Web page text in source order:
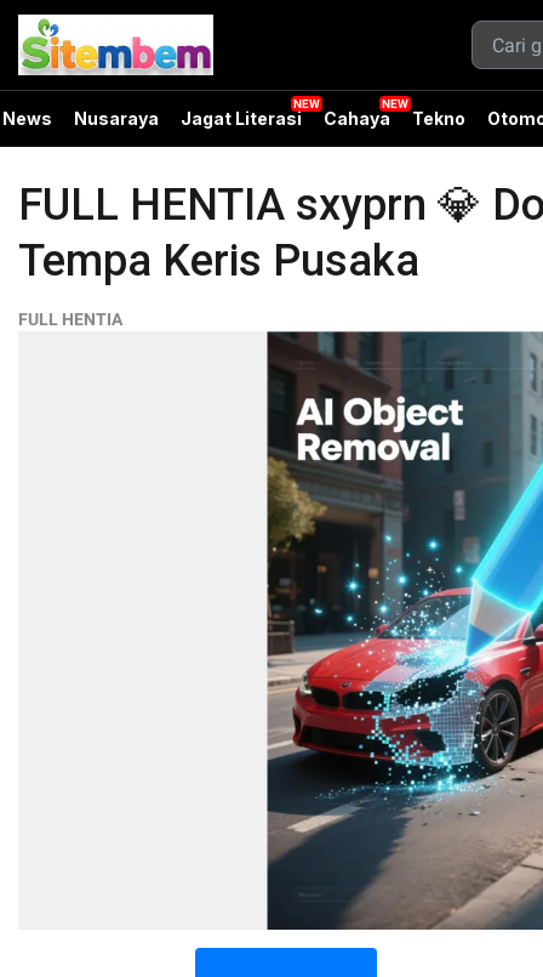
News Nusaraya Jagat Literasi Cahaya Tekno
FULL HENTIA sxyprn 💎
Tempa Keris Pusaka
FULL HENTIA